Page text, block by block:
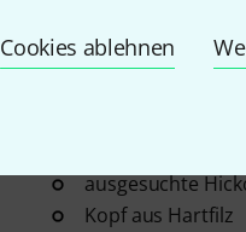
Cookies ablehnen
Sofort lieferbar
MB0H
ausgesuchte
Kopf aus Hartfilz